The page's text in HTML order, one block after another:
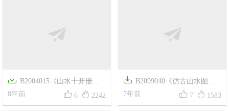
 B2004015《山水十开册页
七》清代画家查士标高清作品
8年前  6  2242
 B2099040《仿古山水图册
页十》清代画家王原祁高清作
品
7年前  7  1583